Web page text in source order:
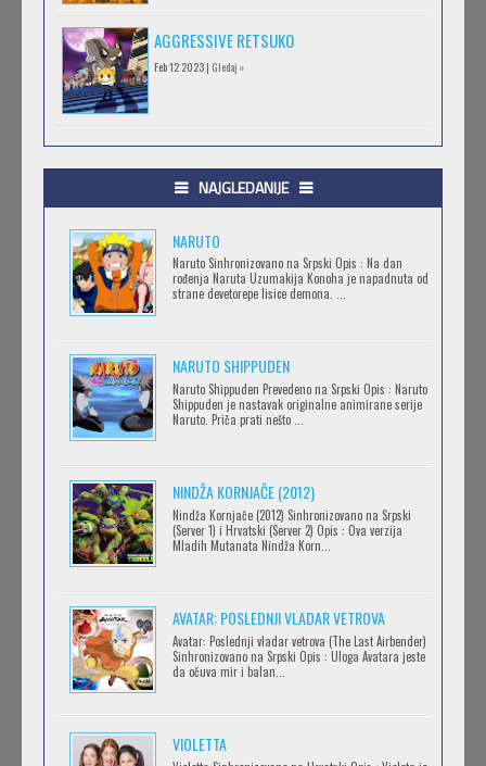
AGGRESSIVE RETSUKO
Feb 12 2023 | Gledaj »
.HACK//GIFT
.HACK//LIMINALITY
Feb 12 2023 |Gledaj »
SOVA I EKIPA
Feb 12 2023 |Gledaj »
BLOODIVORES
Feb 12 2023 |Gledaj »
AVANTURE KIDA OPASNOST
Feb 12 2023 |Gledaj »
IPAK SE OKREĆE (GALILEO: EPPUR SI MUOVE)
NAJGLEDANIJE
NARUTO
Naruto Sinhronizovano na Srpski Opis : Na dan
rođenja Naruta Uzumakija Konoha je napadnuta od
strane devetorepe lisice demona. ...
NARUTO SHIPPUDEN
Naruto Shippuden Prevedeno na Srpski Opis : Naruto
Shippuden je nastavak originalne animirane serije
Naruto. Priča prati nešto ...
NINDŽA KORNJAČE (2012)
Nindža Kornjače (2012) Sinhronizovano na Srpski
(Server 1) i Hrvatski (Server 2) Opis : Ova verzija
Mladih Mutanata Nindža Korn...
AVATAR: POSLEDNJI VLADAR VETROVA
Avatar: Poslednji vladar vetrova (The Last Airbender)
Sinhronizovano na Srpski Opis : Uloga Avatara jeste
da očuva mir i balan...
VIOLETTA